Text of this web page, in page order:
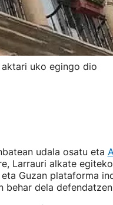
uko egingo dio
udala osatu eta
Larrauri alkate
Guzan plataforma
behar dela